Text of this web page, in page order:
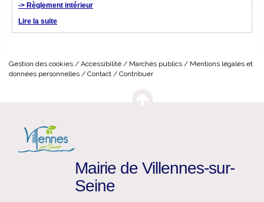
-> Règlement intérieur
Lire la suite
Gestion des cookies Accessibilité Marchés publics
Mentions légales et
données personnelles
Contact Contribuer
Mairie de Villennes-sur-
Seine